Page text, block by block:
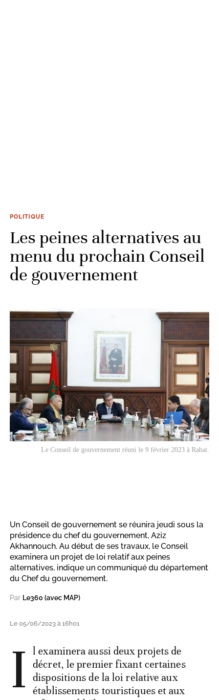
POLITIQUE
Les peines alternatives au
menu du prochain Conseil
de gouvernement
Le Conseil de gouvernement réuni le 9 février 2023 à Rabat.
Un Conseil de gouvernement se réunira jeudi sous la
présidence du chef du gouvernement, Aziz
Akhannouch. Au début de ses travaux, le Conseil
examinera un projet de loi relatif aux peines
alternatives, indique un communiqué du département
du Chef du gouvernement.
Par Le360 (avec MAP)
Le 05/06/2023 à 16h01
I l examinera aussi deux projets de
décret, le premier fixant certaines
dispositions de la loi relative aux
établissements touristiques et aux